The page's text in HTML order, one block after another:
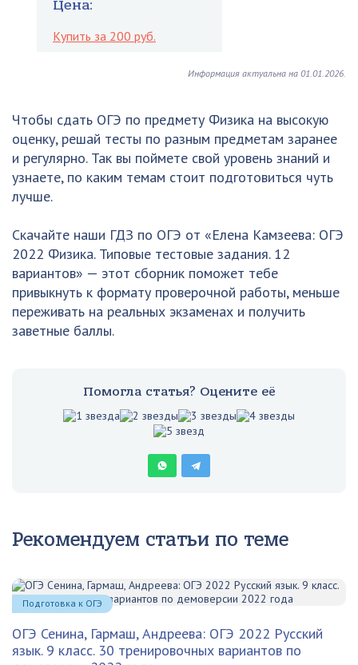
Цена:
Купить за 200 руб.
Информация актуальна на 01.01.2026.
Чтобы сдать ОГЭ по предмету Физика на высокую
оценку, решай тесты по разным предметам заранее
и регулярно. Так вы поймете свой уровень знаний и
узнаете, по каким темам стоит подготовиться чуть
лучше.
Скачайте наши ГДЗ по ОГЭ от «Елена Камзеева: ОГЭ
2022 Физика. Типовые тестовые задания. 12
вариантов» — этот сборник поможет тебе
привыкнуть к формату проверочной работы, меньше
переживать на реальных экзаменах и получить
заветные баллы.
Помогла статья? Оцените её
Рекомендуем статьи по теме
ОГЭ Сенина, Гармаш, Андреева: ОГЭ 2022 Русский
язык. 9 класс. 30 тренировочных вариантов по
Подготовка к ОГЭ